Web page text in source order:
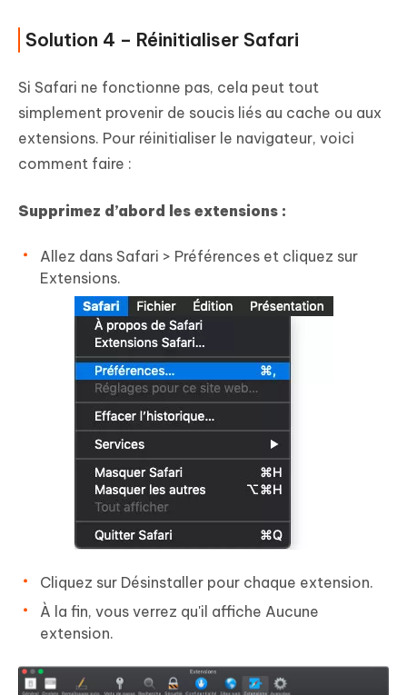
Solution 4 – Réinitialiser Safari
Si Safari ne fonctionne pas, cela peut tout
simplement provenir de soucis liés au cache ou aux
extensions. Pour réinitialiser le navigateur, voici
comment faire :
Supprimez d’abord les extensions :
Allez dans Safari > Préférences et cliquez sur
Extensions.
Cliquez sur Désinstaller pour chaque extension.
À la fin, vous verrez qu'il affiche Aucune
extension.